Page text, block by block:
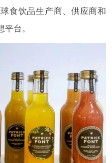
食饮品生产商、供应商和
台。